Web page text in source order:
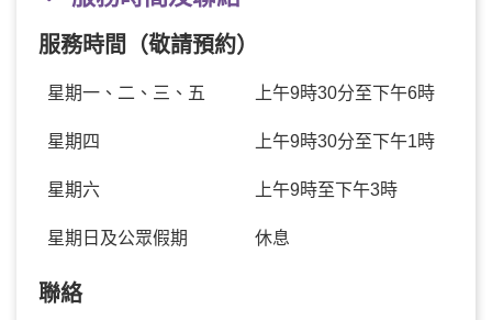
服務時間（敬請預約）
星期一、二、三、五 上午9時30分至下午6時
星期四 上午9時30分至下午1時
星期六 上午9時至下午3時
星期日及公眾假期 休息
聯絡